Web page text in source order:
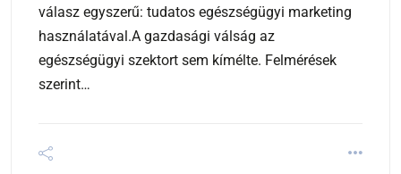
válasz egyszerű: tudatos egészségügyi marketing
használatával.A gazdasági válság az
egészségügyi szektort sem kímélte. Felmérések
szerint…